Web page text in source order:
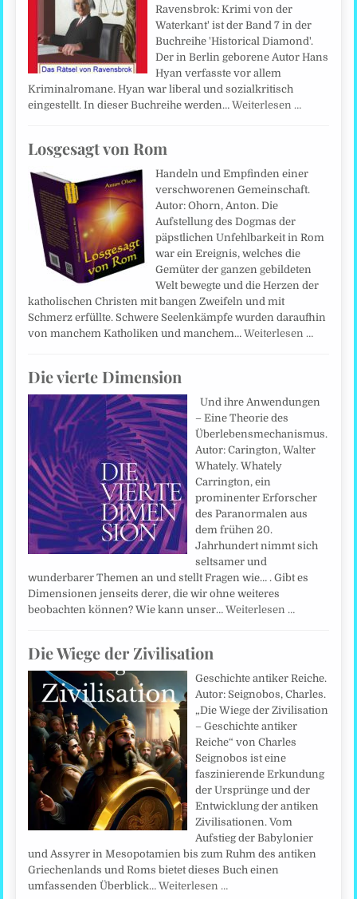
Ravensbrok: Krimi von der
Waterkant' ist der Band 7 in der
Buchreihe 'Historical Diamond'.
Der in Berlin geborene Autor Hans
Hyan verfasste vor allem
Kriminalromane. Hyan war liberal und sozialkritisch
eingestellt. In dieser Buchreihe werden…Weiterlesen …
Losgesagt von Rom
Handeln und Empfinden einer
verschworenen Gemeinschaft.
Autor: Ohorn, Anton. Die
Aufstellung des Dogmas der
päpstlichen Unfehlbarkeit in Rom
war ein Ereignis, welches die
Gemüter der ganzen gebildeten
Welt bewegte und die Herzen der
katholischen Christen mit bangen Zweifeln und mit
Schmerz erfüllte. Schwere Seelenkämpfe wurden daraufhin
von manchem Katholiken und manchem…Weiterlesen …
Die vierte Dimension
Und ihre Anwendungen
– Eine Theorie des
Überlebensmechanismus.
Autor: Carington, Walter
Whately. Whately
Carrington, ein
prominenter Erforscher
des Paranormalen aus
dem frühen 20.
Jahrhundert nimmt sich
seltsamer und
wunderbarer Themen an und stellt Fragen wie… . Gibt es
Dimensionen jenseits derer, die wir ohne weiteres
beobachten können? Wie kann unser…Weiterlesen …
Die Wiege der Zivilisation
Geschichte antiker Reiche.
Autor: Seignobos, Charles.
„Die Wiege der Zivilisation
– Geschichte antiker
Reiche“ von Charles
Seignobos ist eine
faszinierende Erkundung
der Ursprünge und der
Entwicklung der antiken
Zivilisationen. Vom
Aufstieg der Babylonier
und Assyrer in Mesopotamien bis zum Ruhm des antiken
Griechenlands und Roms bietet dieses Buch einen
umfassenden Überblick…Weiterlesen …